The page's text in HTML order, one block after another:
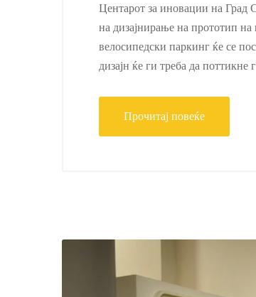
Центарот за иновации на Град
на дизајнирање на прототип
велосипедски паркинг ќе се
дизајн ќе ги треба да
Прочитај повеќе